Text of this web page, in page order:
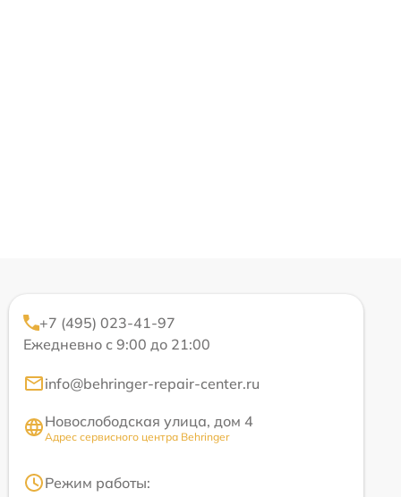
+7 (495) 023-41-97
Ежедневно с 9:00 до 21:00
info@behringer-repair-center.ru
Новослободская улица, дом 4
Адрес сервисного центра Behringer
Режим работы: